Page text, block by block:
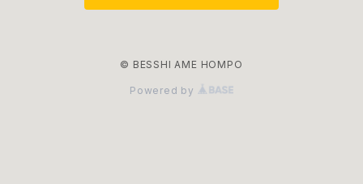
© BESSHI AME HOMPO
Powered by